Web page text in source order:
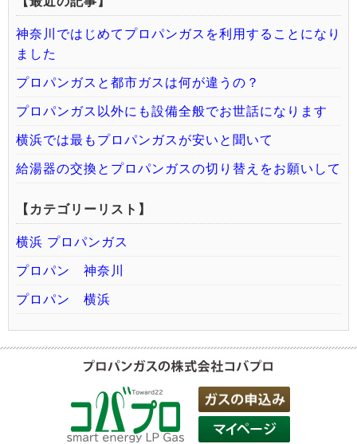
神奈川ではじめてプロパンガスを利用することになり
ました
プロパンガスと都市ガスは何が違うの？
プロパンガス以外にも設備全般でお世話になります
横浜では最もプロパンガスが安いと聞いて
給湯器の交換とプロパンガスの切り替えをお願いして
【カテゴリーリスト】
横浜 プロパンガス
プロパン 神奈川
プロパン 横浜